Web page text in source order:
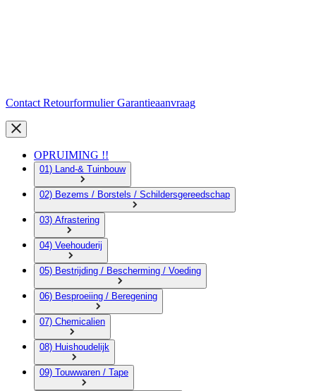
Contact RetourformulierGarantieaanvraag
OPRUIMING !!
01) Land-& Tuinbouw
02) Bezems / Borstels / Schildersgereedschap
03) Afrastering
04) Veehouderij
05) Bestrijding / Bescherming / Voeding
06) Besproeiing / Beregening
07) Chemicalien
08) Huishoudelijk
09) Touwwaren / Tape